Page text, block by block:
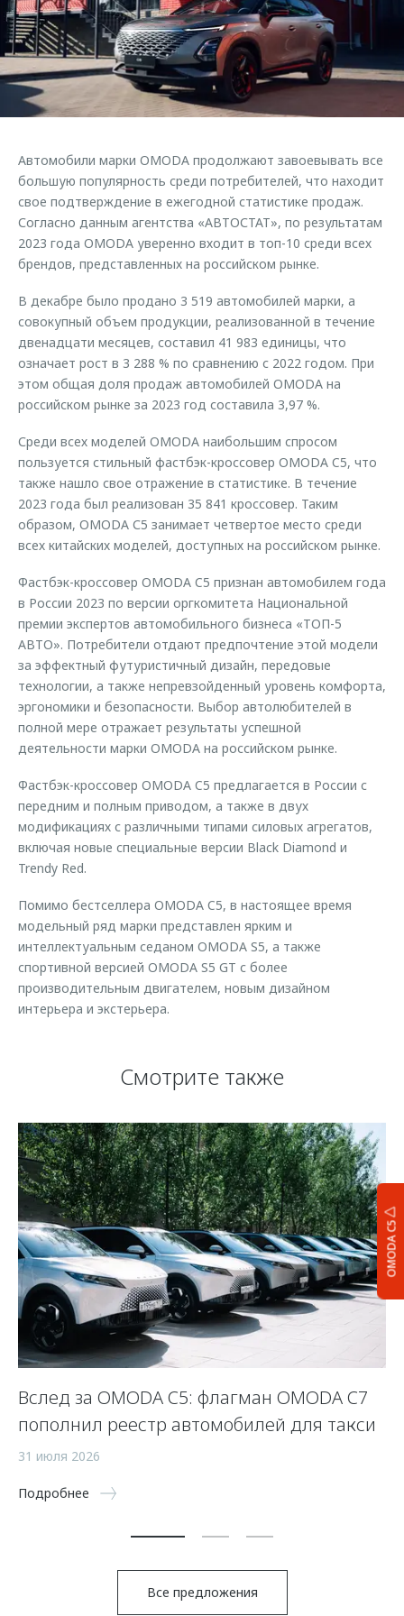
Страхование
Кредитный калькулятор
Аксессуары
Одежда и сувениры
Запчасти
Трейд-ин
Калькулятор трейд-ин
Руководства по эксплуатации
Клиентская поддержка
O&J Автоклуб
Клуб владельцев OMODA
Аксессуары
Одежда и сувениры
Оригинальные аксессуары
Запчасти
Обратная связь
OMODA C5
Автомобили марки OMODA продолжают завоевывать все
большую популярность среди потребителей, что находит
свое подтверждение в ежегодной статистике продаж.
Согласно данным агентства «АВТОСТАТ», по результатам
2023 года OMODA уверенно входит в топ-10 среди всех
брендов, представленных на российском рынке.
В декабре было продано 3 519 автомобилей марки, а
совокупный объем продукции, реализованной в течение
двенадцати месяцев, составил 41 983 единицы, что
означает рост в 3 288 % по сравнению с 2022 годом. При
этом общая доля продаж автомобилей OMODA на
российском рынке за 2023 год составила 3,97 %.
Среди всех моделей OMODA наибольшим спросом
пользуется стильный фастбэк-кроссовер OMODA C5, что
также нашло свое отражение в статистике. В течение
2023 года был реализован 35 841 кроссовер. Таким
образом, OMODA С5 занимает четвертое место среди
всех китайских моделей, доступных на российском рынке.
Фастбэк-кроссовер OMODA C5 признан автомобилем года
в России 2023 по версии оргкомитета Национальной
премии экспертов автомобильного бизнеса «ТОП-5
АВТО». Потребители отдают предпочтение этой модели
за эффектный футуристичный дизайн, передовые
технологии, а также непревзойденный уровень комфорта,
эргономики и безопасности. Выбор автолюбителей в
полной мере отражает результаты успешной
деятельности марки OMODA на российском рынке.
Фастбэк-кроссовер OMODA C5 предлагается в России с
передним и полным приводом, а также в двух
модификациях с различными типами силовых агрегатов,
включая новые специальные версии Black Diamond и
Trendy Red.
Помимо бестселлера OMODA C5, в настоящее время
модельный ряд марки представлен ярким и
интеллектуальным седаном OMODA S5, а также
спортивной версией OMODA S5 GT с более
производительным двигателем, новым дизайном
интерьера и экстерьера.
Смотрите также
Вслед за OMODA C5: флагман OMODA C7
пополнил реестр автомобилей для такси
31 июля 2026
Подробнее
Все предложения